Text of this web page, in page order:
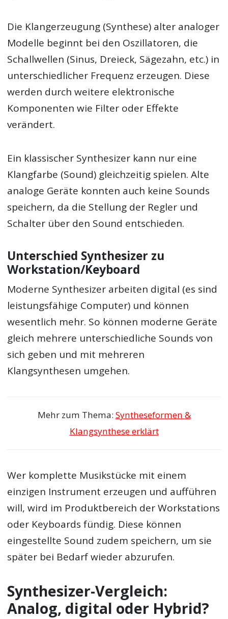
Die Klangerzeugung (Synthese) alter analoger
Modelle beginnt bei den Oszillatoren, die
Schallwellen (Sinus, Dreieck, Sägezahn, etc.) in
unterschiedlicher Frequenz erzeugen. Diese
werden durch weitere elektronische
Komponenten wie Filter oder Effekte
verändert.
Ein klassischer Synthesizer kann nur eine
Klangfarbe (Sound) gleichzeitig spielen. Alte
analoge Geräte konnten auch keine Sounds
speichern, da die Stellung der Regler und
Schalter über den Sound entschieden.
Unterschied Synthesizer zu
Workstation/Keyboard
Moderne Synthesizer arbeiten digital (es sind
leistungsfähige Computer) und können
wesentlich mehr. So können moderne Geräte
gleich mehrere unterschiedliche Sounds von
sich geben und mit mehreren
Klangsynthesen umgehen.
Mehr zum Thema: Syntheseformen &
Klangsynthese erklärt
Wer komplette Musikstücke mit einem
einzigen Instrument erzeugen und aufführen
will, wird im Produktbereich der Workstations
oder Keyboards fündig. Diese können
eingestellte Sound zudem speichern, um sie
später bei Bedarf wieder abzurufen.
Synthesizer-Vergleich:
Analog, digital oder Hybrid?